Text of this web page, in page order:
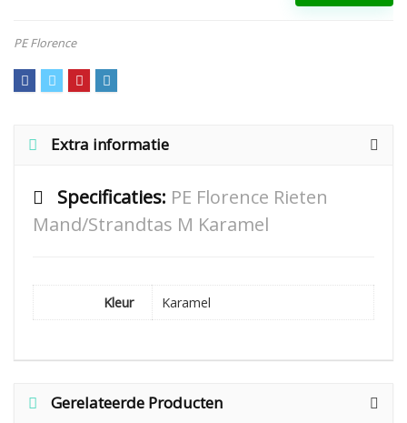
PE Florence
Extra informatie
Specificaties: PE Florence Rieten
Mand/Strandtas M Karamel
Kleur Karamel
Gerelateerde Producten